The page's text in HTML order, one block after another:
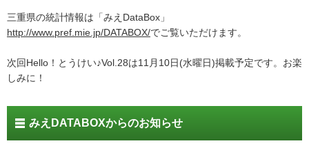
三重県の統計情報は「みえDataBox」
http://www.pref.mie.jp/DATABOX/でご覧いただけます。
次回Hello！とうけい♪Vol.28は11月10日(水曜日)掲載予定です。お楽
しみに！
みえDATABOXからのお知らせ